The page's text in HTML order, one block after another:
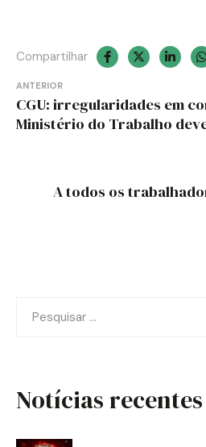
Compartilhar
Navegação
de
ANTERIOR
CGU: irregularidades em
Ministério do Trabalho
A todos os
por:
Notícias recentes